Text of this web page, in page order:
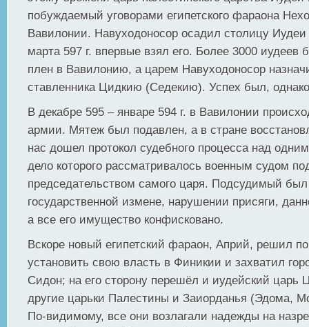
побуждаемый уговорами египетского фараона
Вавилонии. Навуходоносор осадил столицу
марта 597 г. впервые взял его. Более 3000 иудеев
плен в Вавилонию, а царем Навуходоносор
ставленника Цидкию (Седекию). Успех был,
В декабре 595 – январе 594 г. в Вавилонии
армии. Мятеж был подавлен, а в стране
нас дошел протокол судебного процесса над
дело которого рассматривалось военным судом
председательством самого царя. Подсудимый
государственной измене, нарушении присяги,
а все его имущество конфисковано.
Вскоре новый египетский фараон, Априй, решил
установить свою власть в Финикии и захватил
Сидон; на его сторону перешёл и иудейский царь
другие царьки Палестины и Заиорданья (Эдома,
По-видимому, все они возлагали надежды на